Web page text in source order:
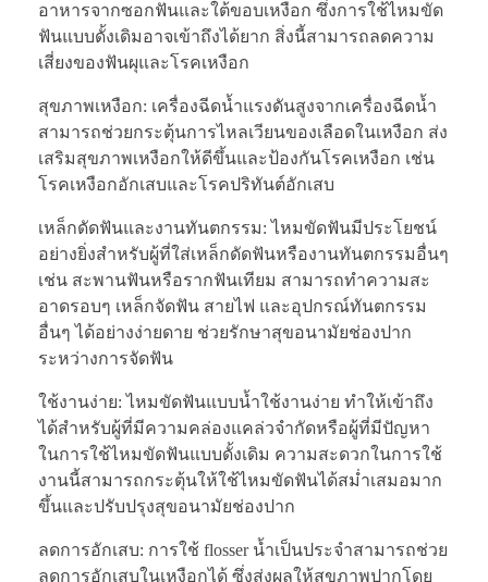
อาหารจากซอกฟันและใต้ขอบเหงือก ซึ่งการใช้ไหมขัด
ฟันแบบดั้งเดิมอาจเข้าถึงได้ยาก สิ่งนี้สามารถลดความ
เสี่ยงของฟันผุและโรคเหงือก
สุขภาพเหงือก: เครื่องฉีดน้ำแรงดันสูงจากเครื่องฉีดน้ำ
สามารถช่วยกระตุ้นการไหลเวียนของเลือดในเหงือก ส่ง
เสริมสุขภาพเหงือกให้ดีขึ้นและป้องกันโรคเหงือก เช่น
โรคเหงือกอักเสบและโรคปริทันต์อักเสบ
เหล็กดัดฟันและงานทันตกรรม: ไหมขัดฟันมีประโยชน์
อย่างยิ่งสำหรับผู้ที่ใส่เหล็กดัดฟันหรืองานทันตกรรมอื่นๆ
เช่น สะพานฟันหรือรากฟันเทียม สามารถทำความสะ
อาดรอบๆ เหล็กจัดฟัน สายไฟ และอุปกรณ์ทันตกรรม
อื่นๆ ได้อย่างง่ายดาย ช่วยรักษาสุขอนามัยช่องปาก
ระหว่างการจัดฟัน
ใช้งานง่าย: ไหมขัดฟันแบบน้ำใช้งานง่าย ทำให้เข้าถึง
ได้สำหรับผู้ที่มีความคล่องแคล่วจำกัดหรือผู้ที่มีปัญหา
ในการใช้ไหมขัดฟันแบบดั้งเดิม ความสะดวกในการใช้
งานนี้สามารถกระตุ้นให้ใช้ไหมขัดฟันได้สม่ำเสมอมาก
ขึ้นและปรับปรุงสุขอนามัยช่องปาก
ลดการอักเสบ: การใช้ flosser น้ำเป็นประจำสามารถช่วย
ลดการอักเสบในเหงือกได้ ซึ่งส่งผลให้สุขภาพปากโดย